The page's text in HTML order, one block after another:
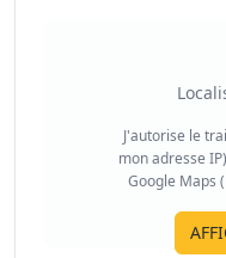
J'autorise le
mon adresse
Google Maps